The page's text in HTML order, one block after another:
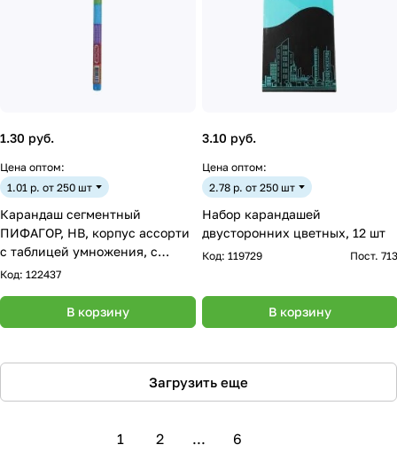
1.30 руб.
Цена оптом:
1.01 р. от 250 шт
Карандаш сегментный
ПИФАГОР, HB, корпус ассорти
с таблицей умножения, с
ластиком, 181482
Код: 122437
В корзину
3.10 руб.
Цена оптом:
2.78 р. от 250 шт
Набор карандашей
двусторонних цветных, 12 шт
Код: 119729 Пост. 713
В корзину
Загрузить еще
1 2 ... 6